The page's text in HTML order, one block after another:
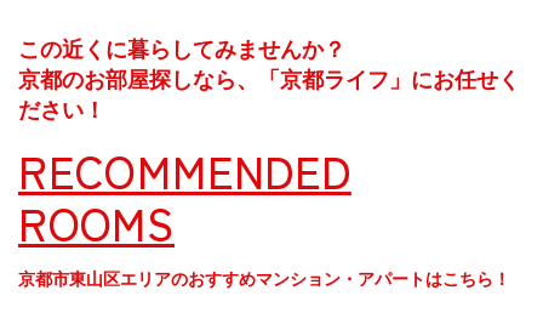
この近くに暮らしてみませんか？
京都のお部屋探しなら、「京都ライフ」にお任せく
ださい！
RECOMMENDED
ROOMS
京都市東山区エリアのおすすめマンション・アパートはこちら！